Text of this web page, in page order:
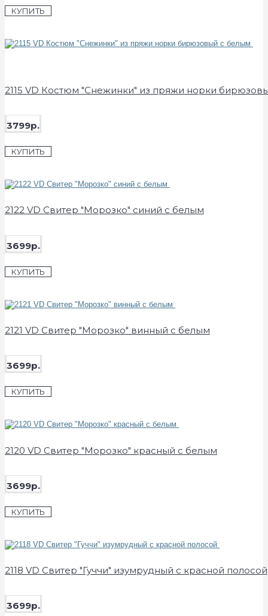
КУПИТЬ
2115 VD Костюм "Снежинки" из пряжи норки
3799р.
КУПИТЬ
2122 VD Свитер "Морозко" синий с белым
3699р.
КУПИТЬ
2121 VD Свитер "Морозко" винный с белым
3699р.
КУПИТЬ
2120 VD Свитер "Морозко" красный с белым
3699р.
КУПИТЬ
2118 VD Свитер "Гуччи" изумрудный с красной полосой
3699р.